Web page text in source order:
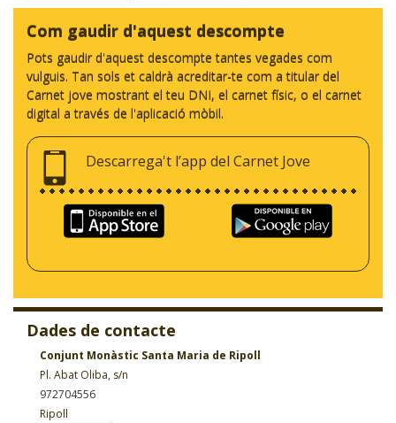
Com gaudir d'aquest descompte
Pots gaudir d'aquest descompte tantes vegades com
vulguis. Tan sols et caldrà acreditar-te com a titular del
Carnet jove mostrant el teu DNI, el carnet físic, o el carnet
digital a través de l'aplicació mòbil.
Descarrega't l’app del Carnet Jove
Dades de contacte
Conjunt Monàstic Santa Maria de Ripoll
Pl. Abat Oliba, s/n
972704556
Ripoll